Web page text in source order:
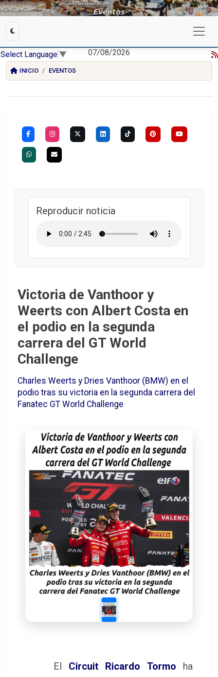
Select Language ▼ 07/08/2026
INICIO EVENTOS
Reproducir noticia
Victoria de Vanthoor y
Weerts con Albert Costa en
el podio en la segunda
carrera del GT World
Challenge
Charles Weerts y Dries Vanthoor (BMW) en el
podio tras su victoria en la segunda carrera del
Fanatec GT World Challenge
El Circuit Ricardo Tormo ha